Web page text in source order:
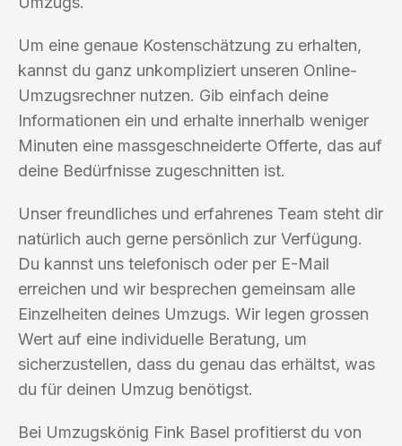
Um eine genaue Kostenschätzung zu erhalten,
kannst du ganz unkompliziert unseren Online-
Umzugsrechner nutzen. Gib einfach deine
Informationen ein und erhalte innerhalb weniger
Minuten eine massgeschneiderte Offerte, das auf
deine Bedürfnisse zugeschnitten ist.
Unser freundliches und erfahrenes Team steht dir
natürlich auch gerne persönlich zur Verfügung.
Du kannst uns telefonisch oder per E-Mail
erreichen und wir besprechen gemeinsam alle
Einzelheiten deines Umzugs. Wir legen grossen
Wert auf eine individuelle Beratung, um
sicherzustellen, dass du genau das erhältst, was
du für deinen Umzug benötigst.
Bei Umzugskönig Fink Basel profitierst du von